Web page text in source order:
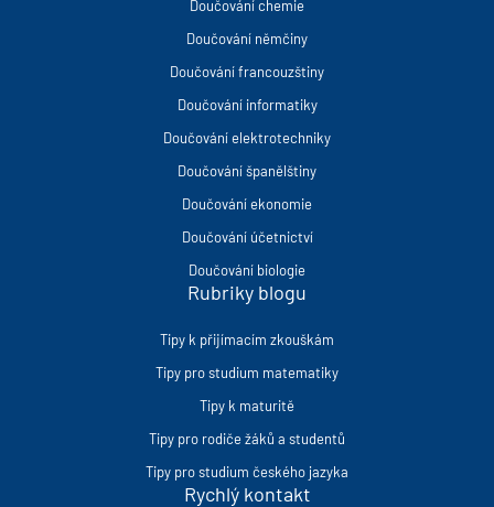
Doučování chemie
Doučování němčiny
Doučování francouzštiny
Doučování informatiky
Doučování elektrotechniky
Doučování španělštiny
Doučování ekonomie
Doučování účetnictví
Doučování biologie
Rubriky blogu
Tipy k přijímacím zkouškám
Tipy pro studium matematiky
Tipy k maturitě
Tipy pro rodiče žáků a studentů
Tipy pro studium českého jazyka
Rychlý kontakt